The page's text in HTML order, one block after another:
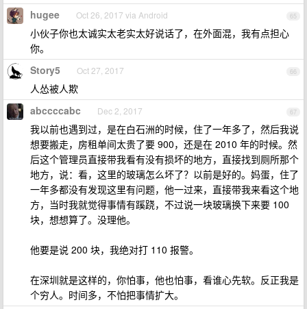
65
hugee Oct 26, 2017 via Android
小伙子你也太诚实太老实太好说话了，在外面混，我有点担心
你。
66
Story5 Oct 27, 2017
人怂被人欺
67
abccccabc Dec 2, 2017
我以前也遇到过，是在白石洲的时候，住了一年多了，然后我说
想要搬走，房租单间太贵了要 900，还是在 2010 年的时候。然
后这个管理员直接带我看有没有损坏的地方，直接找到厕所那个
地方，说：看，这里的玻璃怎么坏了？以前是好的。妈蛋，住了
一年多都没有发现这里有问题，他一过来，直接带我来看这个地
方，当时我就觉得事情有蹊跷，不过说一块玻璃换下来要 100
块，想想算了。没理他。
他要是说 200 块，我绝对打 110 报警。
在深圳就是这样的，你怕事，他也怕事，看谁心先软。反正我是
个穷人。时间多，不怕把事情扩大。